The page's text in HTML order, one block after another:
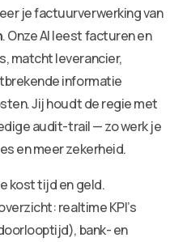
je factuurverwerking van
. Onze AI leest facturen en
matcht leverancier,
informatie
Jij houdt de regie met
audit-trail — zo werk je
en meer zekerheid.
kost tijd en geld.
realtime KPI’s
bank- en